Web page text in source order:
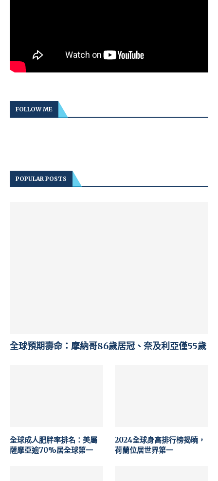
FOLLOW ME
POPULAR POSTS
全球預期壽命：摩納哥86歲居冠、奈及利亞僅55歲
全球成人肥胖率排名：美屬
薩摩亞逾70%居全球第一
2024全球身高排行榜揭曉，
荷蘭位居世界第一